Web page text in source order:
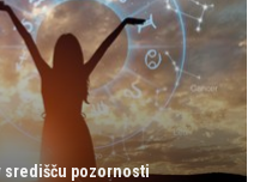
središču pozornosti